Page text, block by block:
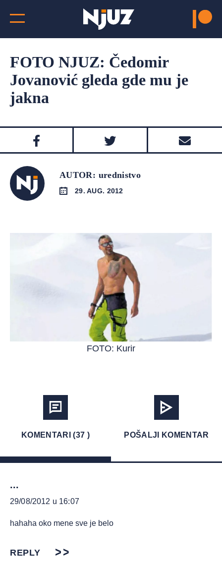
FOTO NJUZ: Čedomir
Jovanović gleda gde mu je
jakna
AUTOR: urednistvo
29. AUG. 2012
FOTO: Kurir
KOMENTARI (37 ) POŠALJI KOMENTAR
...
29/08/2012 u 16:07
hahaha oko mene sve je belo
REPLY